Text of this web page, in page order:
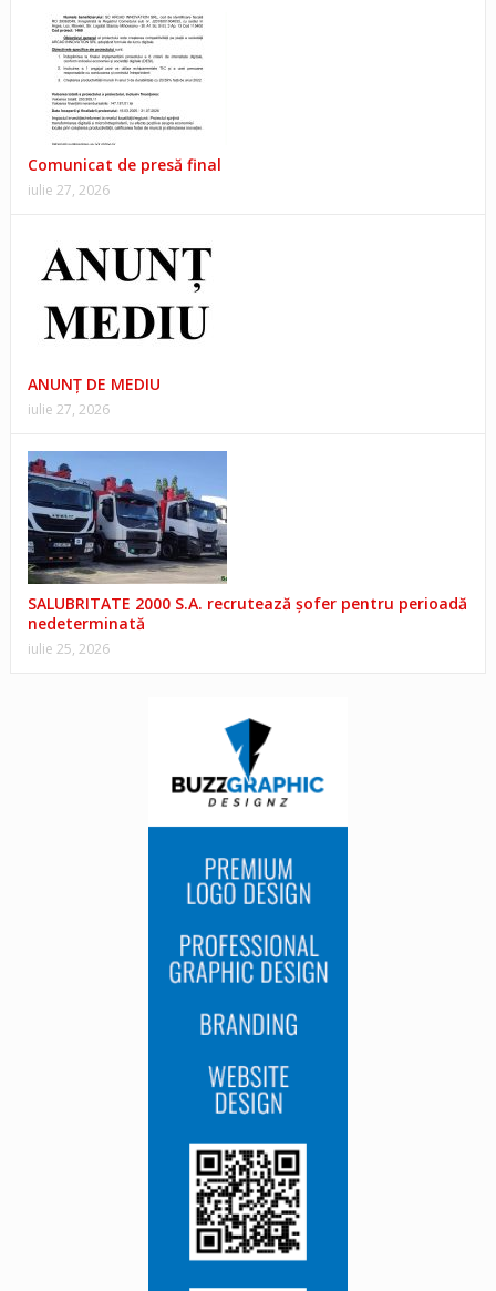
Comunicat de presă final
iulie 27, 2026
ANUNŢ DE MEDIU
iulie 27, 2026
SALUBRITATE 2000 S.A. recrutează șofer pentru perioadă
nedeterminată
iulie 25, 2026